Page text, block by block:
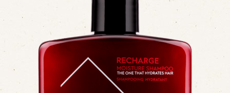
ПАРИКМАХЕРСКИЕ